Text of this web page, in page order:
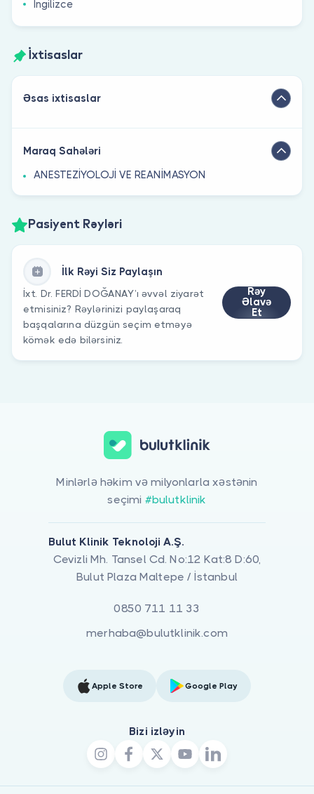
İngilizce
İxtisaslar
Əsas ixtisaslar
Maraq Sahələri
ANESTEZİYOLOJİ VE REANİMASYON
Pasiyent Rəyləri
İlk Rəyi Siz Paylaşın
İxt. Dr. FERDİ DOĞANAY’ı əvvəl ziyarət
etmisiniz? Rəylərinizi paylaşaraq
başqalarına düzgün seçim etməyə
kömək edə bilərsiniz.
Rəy
Əlavə
Et
Minlərlə həkim və milyonlarla xəstənin
seçimi #bulutklinik
Bulut Klinik Teknoloji A.Ş.
Cevizli Mh. Tansel Cd. No:12 Kat:8 D:60,
Bulut Plaza Maltepe / İstanbul
0850 711 11 33
merhaba@bulutklinik.com
Apple Store Google Play
Bizi izləyin